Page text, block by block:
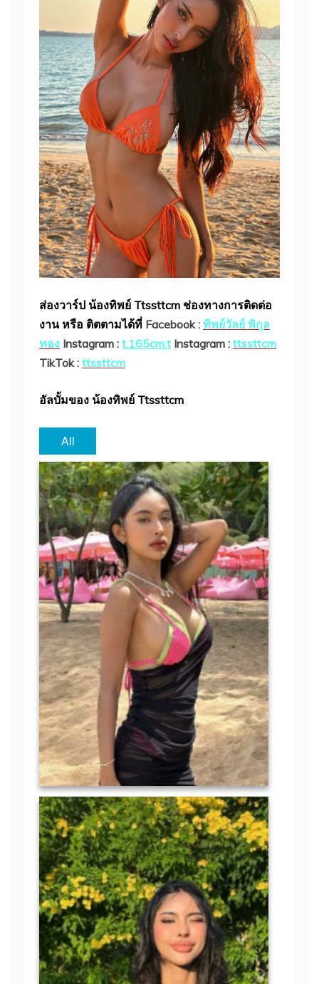
ส่องวาร์ป น้องทิพย์ Ttssttcm ช่องทางการติดต่อ
งาน หรือ ติตตามได้ที่ Facebook : ทิพย์วัลย์ พิกุล
ทอง Instagram : t.165cm.t Instagram : ttssttcm
TikTok : ttssttcm
อัลบั้มของ น้องทิพย์ Ttssttcm
All